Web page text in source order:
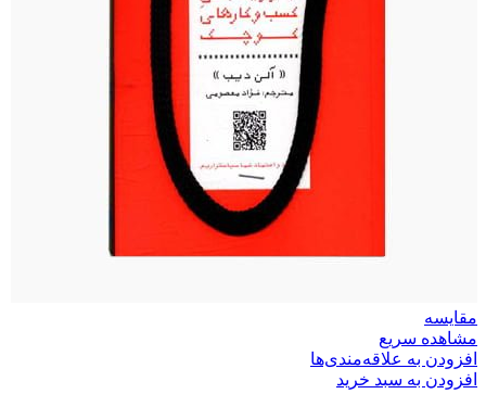
مقایسه
مشاهده سریع
افزودن به علاقه‌مندی‌ها
افزودن به سبد خرید